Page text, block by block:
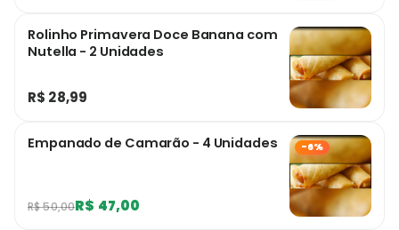
Rolinho Primavera Doce Banana com
Nutella - 2 Unidades
R$ 28,99
Empanado de Camarão - 4 Unidades
R$ 50,00R$ 47,00
-6%